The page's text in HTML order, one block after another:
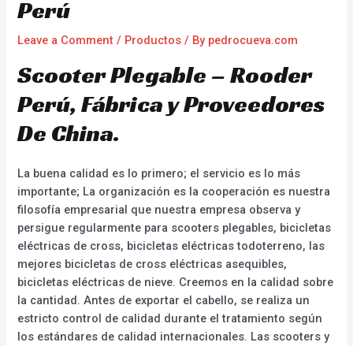
Perú
Leave a Comment / Productos / By pedrocueva.com
Scooter Plegable – Rooder
Perú, Fábrica y Proveedores
De China.
La buena calidad es lo primero; el servicio es lo más
importante; La organización es la cooperación es nuestra
filosofía empresarial que nuestra empresa observa y
persigue regularmente para scooters plegables, bicicletas
eléctricas de cross, bicicletas eléctricas todoterreno, las
mejores bicicletas de cross eléctricas asequibles,
bicicletas eléctricas de nieve. Creemos en la calidad sobre
la cantidad. Antes de exportar el cabello, se realiza un
estricto control de calidad durante el tratamiento según
los estándares de calidad internacionales. Las scooters y